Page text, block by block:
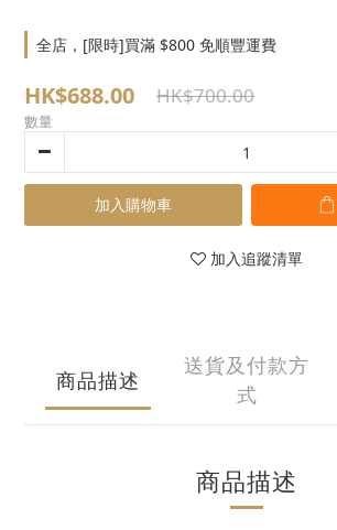
全店，[限時]買滿 $800 免順豐運費
HK$688.00 HK$700.00
數量
加入購物車
加入追蹤清單
商品描述
送貨及付款方
式
商品描述